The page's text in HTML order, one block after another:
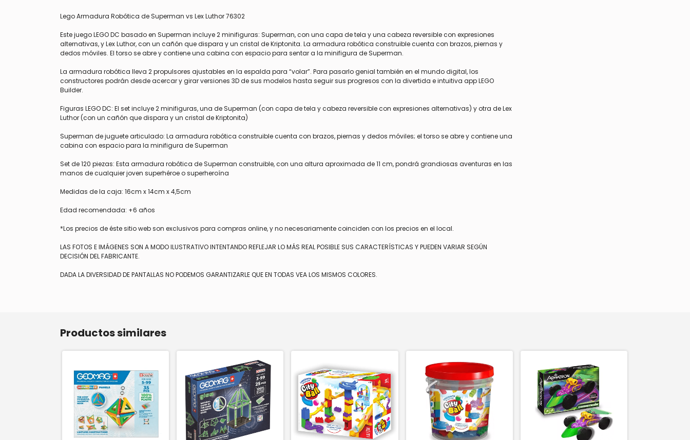
Lego Armadura Robótica de Superman vs Lex Luthor 76302
Este juego LEGO DC basado en Superman incluye 2 minifiguras: Superman, con una capa de tela y una cabeza reversible con expresiones
alternativas, y Lex Luthor, con un cañón que dispara y un cristal de Kriptonita. La armadura robótica construible cuenta con brazos, piernas y
dedos móviles. El torso se abre y contiene una cabina con espacio para sentar a la minifigura de Superman.
La armadura robótica lleva 2 propulsores ajustables en la espalda para “volar”. Para pasarlo genial también en el mundo digital, los
constructores podrán desde acercar y girar versiones 3D de sus modelos hasta seguir sus progresos con la divertida e intuitiva app LEGO
Builder.
Figuras LEGO DC: El set incluye 2 minifiguras, una de Superman (con capa de tela y cabeza reversible con expresiones alternativas) y otra de Lex
Luthor (con un cañón que dispara y un cristal de Kriptonita)
Superman de juguete articulado: La armadura robótica construible cuenta con brazos, piernas y dedos móviles; el torso se abre y contiene una
cabina con espacio para la minifigura de Superman
Set de 120 piezas: Esta armadura robótica de Superman construible, con una altura aproximada de 11 cm, pondrá grandiosas aventuras en las
manos de cualquier joven superhéroe o superheroína
Medidas de la caja: 16cm x 14cm x 4,5cm
Edad recomendada: +6 años
*Los precios de éste sitio web son exclusivos para compras online, y no necesariamente coinciden con los precios en el local.
LAS FOTOS E IMÁGENES SON A MODO ILUSTRATIVO INTENTANDO REFLEJAR LO MÁS REAL POSIBLE SUS CARACTERÍSTICAS Y PUEDEN VARIAR SEGÚN
DECISIÓN DEL FABRICANTE.
DADA LA DIVERSIDAD DE PANTALLAS NO PODEMOS GARANTIZARLE QUE EN TODAS VEA LOS MISMOS COLORES.
Productos similares